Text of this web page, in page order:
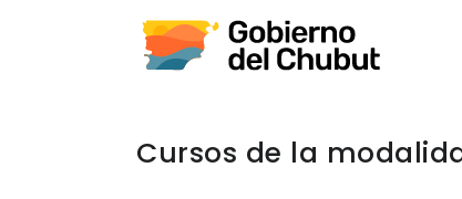
Cursos de la